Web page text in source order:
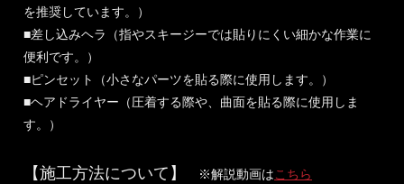
を推奨しています。）
■差し込みヘラ（指やスキージーでは貼りにくい細かな作業に
便利です。）
■ピンセット（小さなパーツを貼る際に使用します。）
■ヘアドライヤー（圧着する際や、曲面を貼る際に使用しま
す。）
【施工方法について】 ※解説動画はこちら